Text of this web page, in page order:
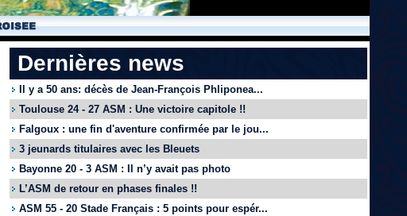
Dernières news
Il y a 50 ans: décès de Jean-François Phliponea...
Toulouse 24 - 27 ASM : Une victoire capitole !!
Falgoux : une fin d'aventure confirmée par le jou...
3 jeunards titulaires avec les Bleuets
Bayonne 20 - 3 ASM : Il n’y avait pas photo
L’ASM de retour en phases finales !!
ASM 55 - 20 Stade Français : 5 points pour espér...